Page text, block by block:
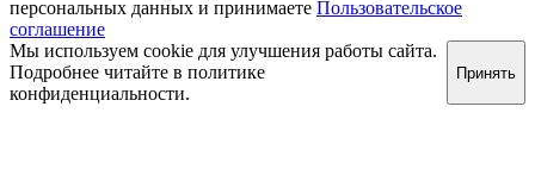
персональных данных и принимаете Пользовательское
соглашение
Мы используем cookie для улучшения работы сайта.
Подробнее читайте в политике
конфиденциальности.
Принять